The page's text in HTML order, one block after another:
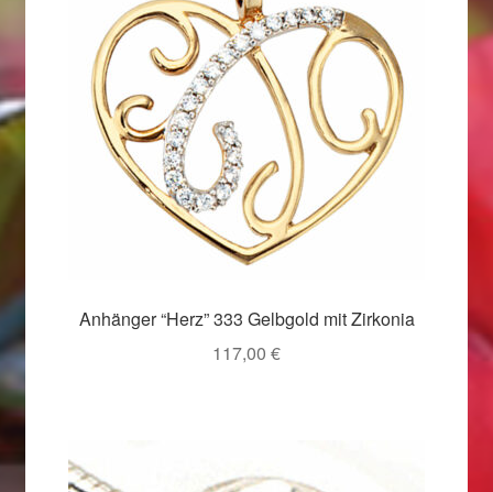
Valentinstag 2016
Valentinstag Geschenke
Vertrag widerrufen
Weihnachtsangebote 2015
Weihnachtsangebote 2016
Weihnachtsangebote 2017
Weihnachtsangebote 2018
Anhänger “Herz” 333 Gelbgold mit Zirkonia
117,00 €